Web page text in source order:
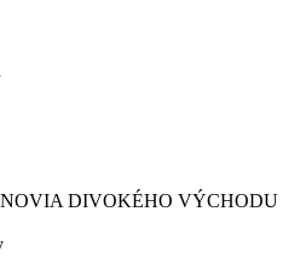
DIVOKÉHO VÝCHODU